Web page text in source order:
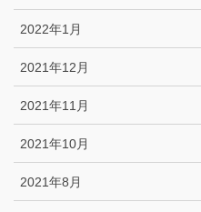
2022年1月
2021年12月
2021年11月
2021年10月
2021年8月